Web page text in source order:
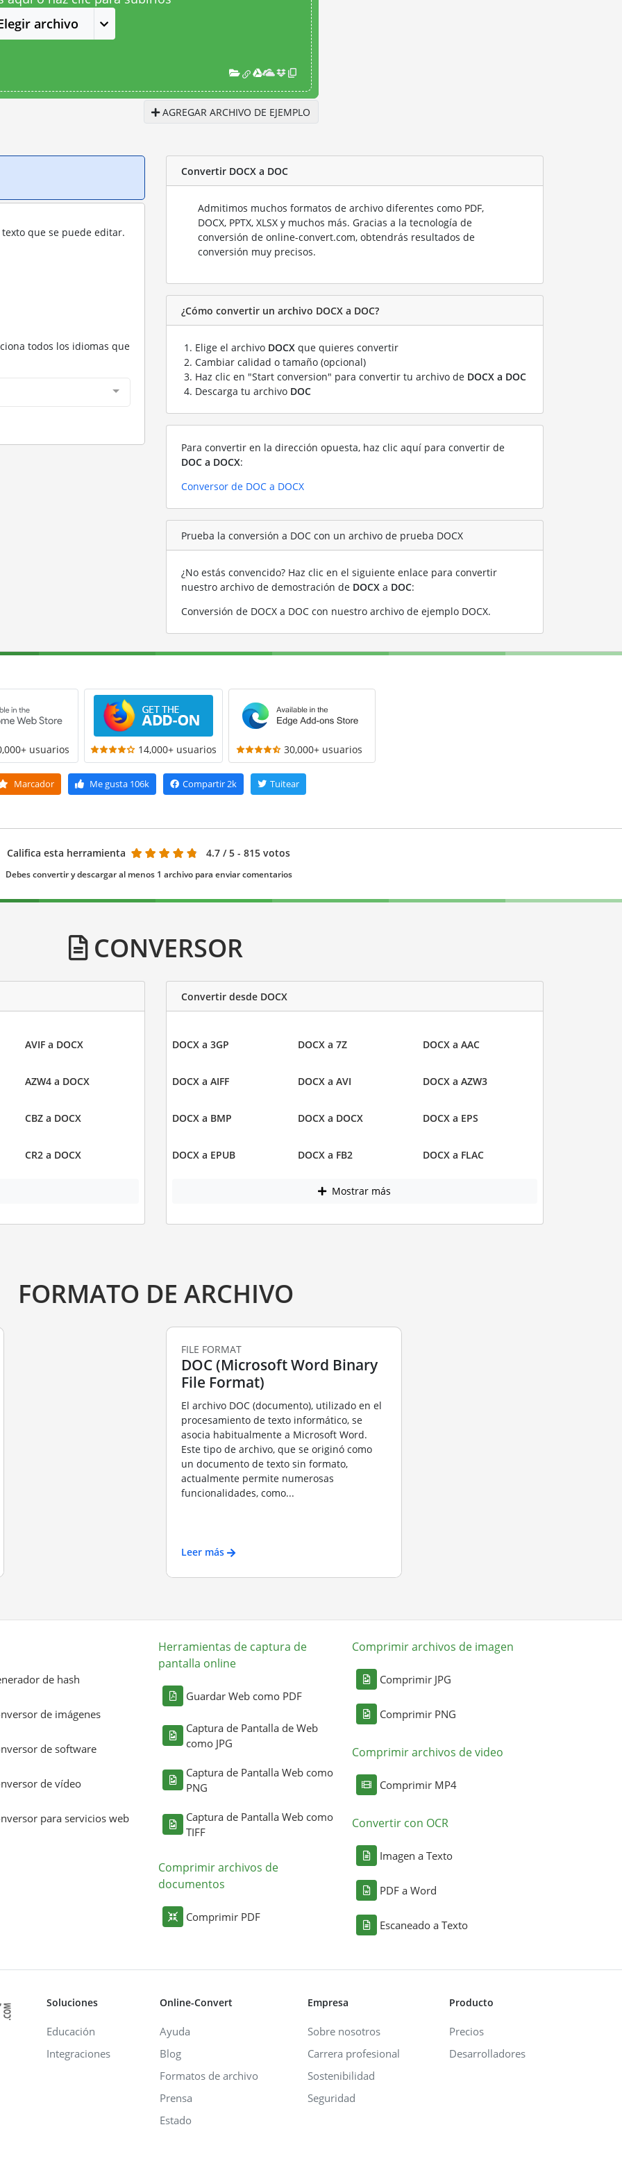
archivo
AGREGAR ARCHIVO DE EJEMPLO
que se puede editar.
todos los idiomas que
Convertir DOCX a DOC
Admitimos muchos formatos de archivo diferentes como PDF,
DOCX, PPTX, XLSX y muchos más. Gracias a la tecnología de
conversión de online-convert.com, obtendrás resultados de
conversión muy precisos.
¿Cómo convertir un archivo DOCX a DOC?
Elige el archivo DOCX que quieres convertir
Cambiar calidad o tamaño (opcional)
Haz clic en "Start conversion" para convertir tu archivo de DOCX a DOC
Descarga tu archivo DOC
Para convertir en la dirección opuesta, haz clic aquí para convertir de
DOC a DOCX:
Conversor de DOC a DOCX
Prueba la conversión a DOC con un archivo de prueba DOCX
¿No estás convencido? Haz clic en el siguiente enlace para convertir
nuestro archivo de demostración de DOCX a DOC:
Conversión de DOCX a DOC con nuestro archivo de ejemplo DOCX.
usuarios 14,000+ usuarios 30,000+ usuarios
Marcador Me gusta 106k Compartir2k Tuitear
Califica esta herramienta 4.7 / 5 - 815 votos
Debes convertir y descargar al menos 1 archivo para enviar comentarios
CONVERSOR
AVIF a DOCX
AZW4 a DOCX
CBZ a DOCX
CR2 a DOCX
Convertir desde DOCX
DOCX a 3GP DOCX a 7Z DOCX a AAC
DOCX a AIFF DOCX a AVI DOCX a AZW3
DOCX a BMP DOCX a DOCX DOCX a EPS
DOCX a EPUB DOCX a FB2 DOCX a FLAC
Mostrar más
FORMATO DE ARCHIVO
FILE FORMAT
DOC (Microsoft Word Binary
File Format)
El archivo DOC (documento), utilizado en el
procesamiento de texto informático, se
asocia habitualmente a Microsoft Word.
Este tipo de archivo, que se originó como
un documento de texto sin formato,
actualmente permite numerosas
funcionalidades, como...
Leer más
de hash
de imágenes
de software
de vídeo
para servicios web
Herramientas de captura de
pantalla online
Guardar Web como PDF
Captura de Pantalla de Web
como JPG
Captura de Pantalla Web como
PNG
Captura de Pantalla Web como
TIFF
Comprimir archivos de
documentos
Comprimir PDF
Comprimir archivos de imagen
Comprimir JPG
Comprimir PNG
Comprimir archivos de video
Comprimir MP4
Convertir con OCR
Imagen a Texto
PDF a Word
Escaneado a Texto
Soluciones
Educación
Integraciones
Online-Convert
Ayuda
Blog
Formatos de archivo
Prensa
Estado
Empresa
Sobre nosotros
Carrera profesional
Sostenibilidad
Seguridad
Producto
Precios
Desarrolladores